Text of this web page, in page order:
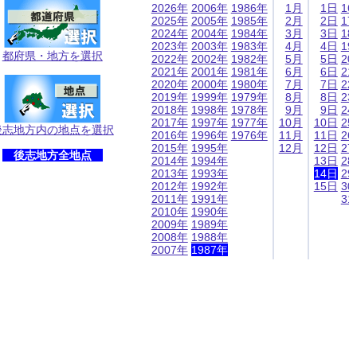
都府県・地方を選択
志地方内の地点を選択
後志地方全地点
2026年
2025年
2024年
2023年
2022年
2021年
2020年
2019年
2018年
2017年
2016年
2015年
2014年
2013年
2012年
2011年
2010年
2009年
2008年
2007年
2006年
2005年
2004年
2003年
2002年
2001年
2000年
1999年
1998年
1997年
1996年
1995年
1994年
1993年
1992年
1991年
1990年
1989年
1988年
1987年
1986年
1985年
1984年
1983年
1982年
1981年
1980年
1979年
1978年
1977年
1976年
1月
2月
3月
4月
5月
6月
7月
8月
9月
10月
11月
12月
1日
2日
3日
4日
5日
6日
7日
8日
9日
10日
11日
12日
13日
14日
15日